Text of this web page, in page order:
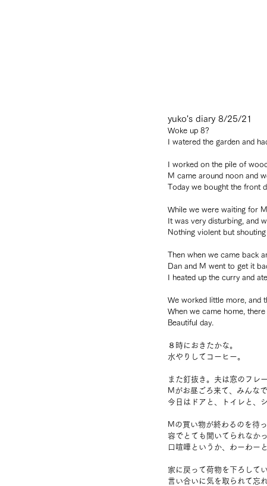
yuko's diary 8/25/21
Woke up 8?
I watered the garden and
I worked on the pile of
M came around noon and
Today we bought the front
While we were waiting for
It was very disturbing, and
Nothing violent but
Then when we came back
Dan and M went to get it
I heated up the curry and
We worked little more, and
When we came home,
Beautiful day.
８時におきたかな。
水やりしてコーヒー。
また釘抜き。夫は窓のフレ
Mがお昼ごろ来て、みんな
今日はドアと、トイレと、
Mの買い物が終わるのを待
容でとても聞いてられなか
口喧嘩というか、わーわー
家に戻って荷物を下ろして
言い合いに気を取られて忘